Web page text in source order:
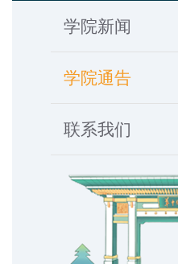
学院新闻
学院通告
联系我们